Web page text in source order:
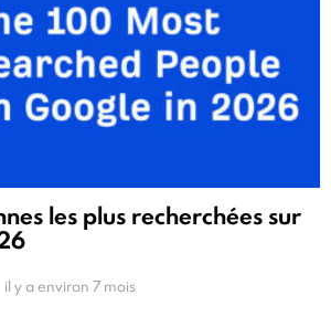
les plus recherchées sur
il y a environ 7 mois